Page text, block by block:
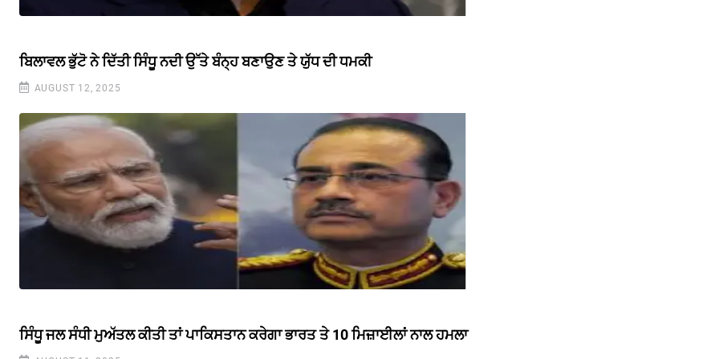
ਬਿਲਾਵਲ ਭੁੱਟੋ ਨੇ ਦਿੱਤੀ ਸਿੰਧੂ ਨਦੀ ਉੱਤੇ ਬੰਨ੍ਹ ਬਣਾਉਣ ਤੇ ਯੁੱਧ ਦੀ ਧਮਕੀ
AUGUST 12, 2025
ਸਿੰਧੂ ਜਲ ਸੰਧੀ ਮੁਅੱਤਲ ਕੀਤੀ ਤਾਂ ਪਾਕਿਸਤਾਨ ਕਰੇਗਾ ਭਾਰਤ ਤੇ 10 ਮਿਜ਼ਾਈਲਾਂ ਨਾਲ ਹਮਲਾ